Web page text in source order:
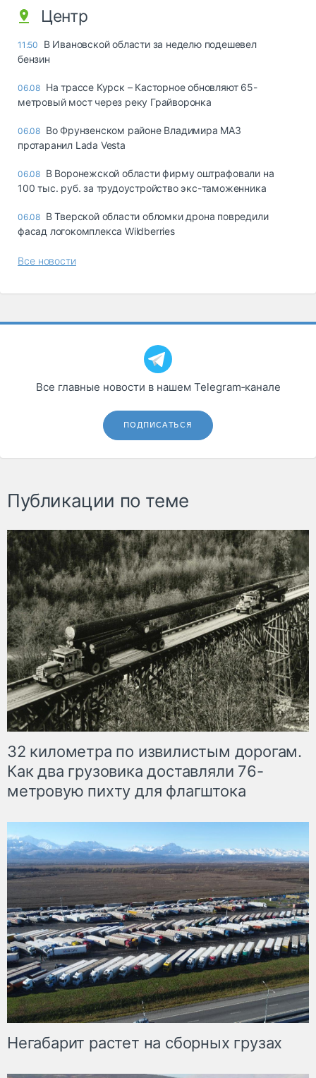
Центр
11:50
В Ивановской области за неделю подешевел
бензин
06.08 На трассе Курск – Касторное обновляют 65-
метровый мост через реку Грайворонка
06.08 Во Фрунзенском районе Владимира МАЗ
протаранил Lada Vesta
06.08 В Воронежской области фирму оштрафовали на
100 тыс. руб. за трудоустройство экс-таможенника
06.08 В Тверской области обломки дрона повредили
фасад логокомплекса Wildberries
Все новости
Все главные новости в нашем Telegram‑канале
ПОДПИСАТЬСЯ
Публикации по теме
32 километра по извилистым дорогам.
Как два грузовика доставляли 76-
метровую пихту для флагштока
Негабарит растет на сборных грузах